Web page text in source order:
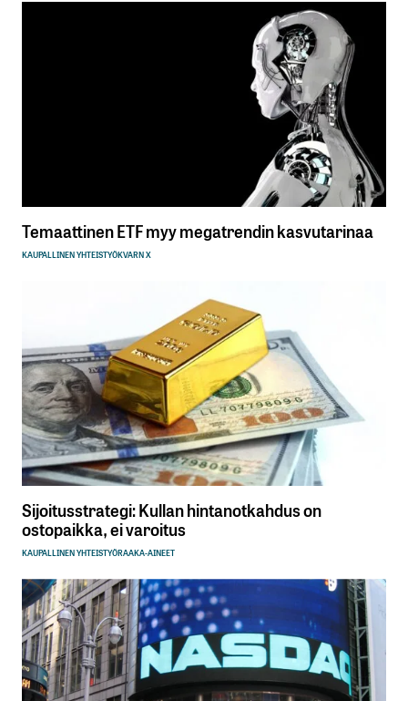
Temaattinen ETF myy megatrendin kasvutarinaa
KAUPALLINEN YHTEISTYÖKVARN X
Sijoitusstrategi: Kullan hintanotkahdus on
ostopaikka, ei varoitus
KAUPALLINEN YHTEISTYÖRAAKA-AINEET